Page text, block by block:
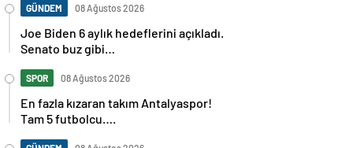
GÜNDEM 08 Ağustos 2026
Joe Biden 6 aylık hedeflerini açıkladı.
Senato buz gibi…
SPOR 08 Ağustos 2026
En fazla kızaran takım Antalyaspor!
Tam 5 futbolcu….